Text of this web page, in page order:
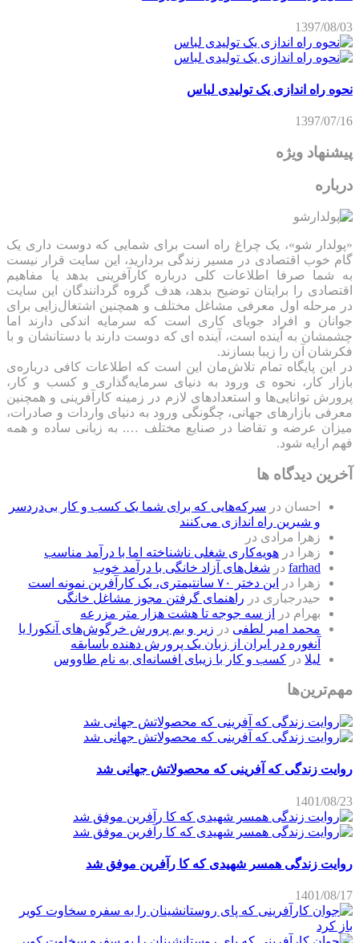
1397/08/03
نحوه راه اندازی یک تولیدی لباس
1397/07/16
پیشنهاد ویژه
درباره
«پولدار شو»، یک چراغ راه است برای شمایی که دوست داری یک
گام خوب اقتصادی در مسیر زندگی بردارید، این سایت قرار نیست
به شما صرفا اطلاعات کلی درباره کارآفرینی بدهد یا مفاهیم
اقتصادی را برایتان توضیح بدهد، هدف گروه گردانندگان این سایت
در مرحله اول معرفی مشاغل مختلف و همچنین اشتغال‌زایی برای
جوانان و افراد جویای کاری است که سرمایه اندکی دارند اما
چشمشان به آینده است، آینده ای که دوست دارند با دستانشان و با
فکرشان آن را زیبا بسازند.
در این پایگاه تمام تلاش‌مان این است که ‌اطلاعات کافی درباره‌ی
بازار کار، نحوه ی ورود به دنیای سرمایه‌گذاری و کسب و کار،
پرورش توانایی‌ها و استعدادهای لازم در زمینه کارآفرینی و همچنین
معرفی بازارهای جهانی، چگونگی ورود به دنیای واردات و صادرات،
میزان عرضه و تقاضا در صنایع مختلف …. به زبانی ساده و همه
فهم ارایه شود.
آخرین دیدگاه ها
احسان در سرکه‌هایی که برای شما یک کسب و کار بی‌دردسر
و شیرین راه اندازی می‌کنند
زهرا مرادی در
زهرا
در هویه‌کاری شغلی ناشناخته اما با درآمد مناسب
farhad در شغل‌های آزاد خانگی با درآمد خوب
زهرا
در
این دختر ۷۰ سانتیمتری، یک کارآفرین نمونه است
حیدرجباری در راهنمای گرفتن مجوز مشاغل خانگی
بهرام در
از سه جوجه تا هشت هزار متر مزرعه
محمد امیر لطفی در زیر و بم پرورش خرگوش‌های آنکورا یا
آنغوره در ایران از زبان یک پرورش دهنده باسابقه
لیلا در کسب و کار با زیبای افسانه‌ای به نام طاووس
مهم‌ترین‌ها
روایت زندگی که آفرینی که محصولاتش جهانی شد
1401/08/23
روایت زندگی همسر شهیدی که کا رآفرین موفق شد
1401/08/17